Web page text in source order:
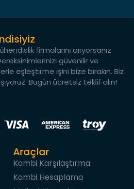
firmalarını arıyorsanız
güvenilir ve
eşleştirme işini bize bırakın. Biz
Bugün ücretsiz teklif alın!
Araçlar
Kombi Karşılaştırma
Kombi Hesaplama